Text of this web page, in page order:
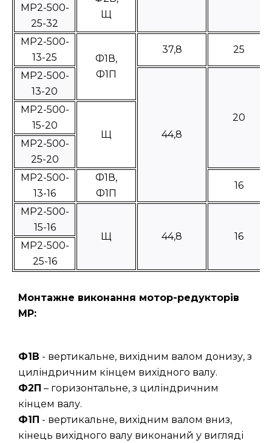
Щ
МР2-500-
25-32
МР2-500-
13-25
Ф1В,
Ф1П
37,8 25
МР2-500-
13-20
44,8
20
МР2-500-
15-20
Щ
МР2-500-
25-20
МР2-500-
13-16
Ф1В,
Ф1П
16
МР2-500-
15-16
Щ 44,8 16
МР2-500-
25-16
Монтажне виконання мотор-редукторів
МР:
Ф1В - вертикальне, вихідним валом донизу, з
циліндричним кінцем вихідного валу.
Ф2П – горизонтальне, з циліндричним
кінцем валу.
Ф1П - вертикальне, вихідним валом вниз,
кінець вихідного валу виконаний у вигляді